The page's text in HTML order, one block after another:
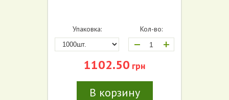
Упаковка: Кол-во:
+
1102.50 грн
В корзину